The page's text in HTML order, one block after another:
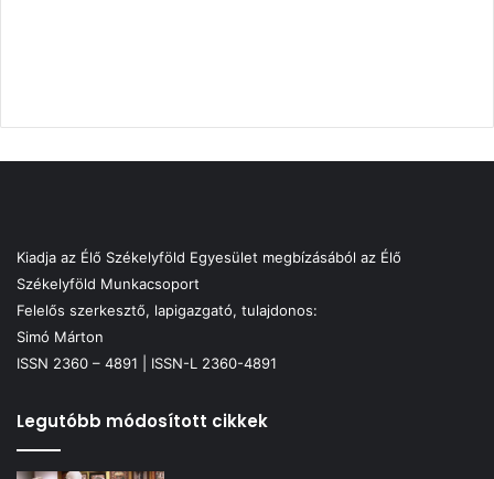
Kiadja az Élő Székelyföld Egyesület megbízásából az Élő
Székelyföld Munkacsoport
Felelős szerkesztő, lapigazgató, tulajdonos:
Simó Márton
ISSN 2360 – 4891 | ISSN-L 2360-4891
Legutóbb módosított cikkek